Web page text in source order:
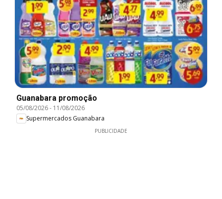
Guanabara promoção
05/08/2026- 11/08/2026
Supermercados Guanabara
PUBLICIDADE